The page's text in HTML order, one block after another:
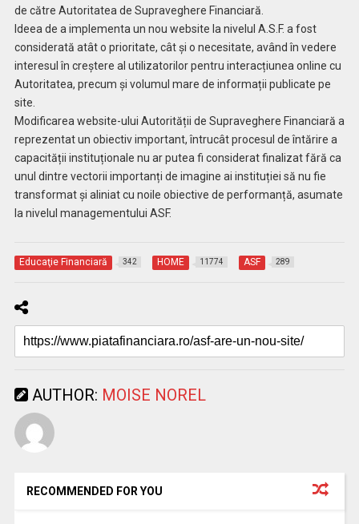
de către Autoritatea de Supraveghere Financiară.
Ideea de a implementa un nou website la nivelul A.S.F. a fost
considerată atât o prioritate, cât și o necesitate, având în vedere
interesul în creștere al utilizatorilor pentru interacțiunea online cu
Autoritatea, precum și volumul mare de informații publicate pe
site.
Modificarea website-ului Autorității de Supraveghere Financiară a
reprezentat un obiectiv important, întrucât procesul de întărire a
capacității instituționale nu ar putea fi considerat finalizat fără ca
unul dintre vectorii importanți de imagine ai instituției să nu fie
transformat și aliniat cu noile obiective de performanță, asumate
la nivelul managementului ASF.
Educaţie Financiară 342 HOME 11774 ASF 289
AUTHOR: MOISE NOREL
RECOMMENDED FOR YOU